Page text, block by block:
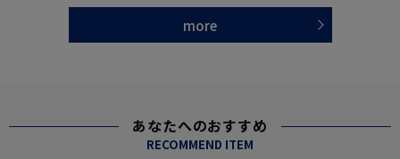
more
あなたへのおすすめ
RECOMMEND ITEM